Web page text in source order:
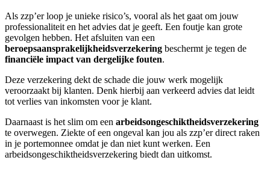
Als zzp’er loop je unieke risico’s, vooral als het gaat om jouw
professionaliteit en het advies dat je geeft. Een foutje kan grote
gevolgen hebben. Het afsluiten van een
beroepsaansprakelijkheidsverzekering beschermt je tegen de
financiële impact van dergelijke fouten.
Deze verzekering dekt de schade die jouw werk mogelijk
veroorzaakt bij klanten. Denk hierbij aan verkeerd advies dat leidt
tot verlies van inkomsten voor je klant.
Daarnaast is het slim om een arbeidsongeschiktheidsverzekering
te overwegen. Ziekte of een ongeval kan jou als zzp’er direct raken
in je portemonnee omdat je dan niet kunt werken. Een
arbeidsongeschiktheidsverzekering biedt dan uitkomst.